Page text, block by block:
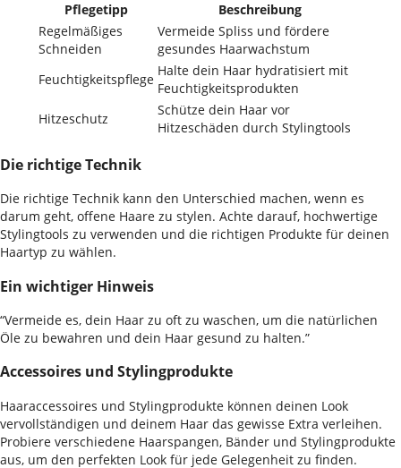
Pflegetipp
Beschreibung
Regelmäßiges
Schneiden
Vermeide Spliss und fördere
gesundes Haarwachstum
Feuchtigkeitspflege
Halte dein Haar hydratisiert mit
Feuchtigkeitsprodukten
Hitzeschutz
Schütze dein Haar vor
Hitzeschäden durch Stylingtools
Die richtige Technik
Die richtige Technik kann den Unterschied machen, wenn es
darum geht, offene Haare zu stylen. Achte darauf, hochwertige
Stylingtools zu verwenden und die richtigen Produkte für deinen
Haartyp zu wählen.
Ein wichtiger Hinweis
“Vermeide es, dein Haar zu oft zu waschen, um die natürlichen
Öle zu bewahren und dein Haar gesund zu halten.”
Accessoires und Stylingprodukte
Haaraccessoires und Stylingprodukte können deinen Look
vervollständigen und deinem Haar das gewisse Extra verleihen.
Probiere verschiedene Haarspangen, Bänder und Stylingprodukte
aus, um den perfekten Look für jede Gelegenheit zu finden.